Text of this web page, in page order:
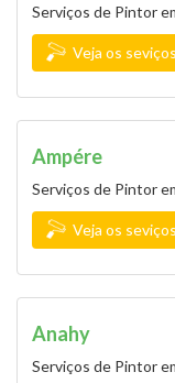
Serviços de Pintor
Veja os seviços
Ampére
Serviços de Pintor
Veja os seviços
Anahy
Serviços de Pintor